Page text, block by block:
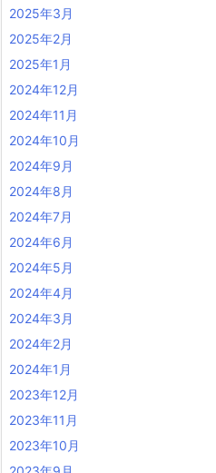
2025年3月
2025年2月
2025年1月
2024年12月
2024年11月
2024年10月
2024年9月
2024年8月
2024年7月
2024年6月
2024年5月
2024年4月
2024年3月
2024年2月
2024年1月
2023年12月
2023年11月
2023年10月